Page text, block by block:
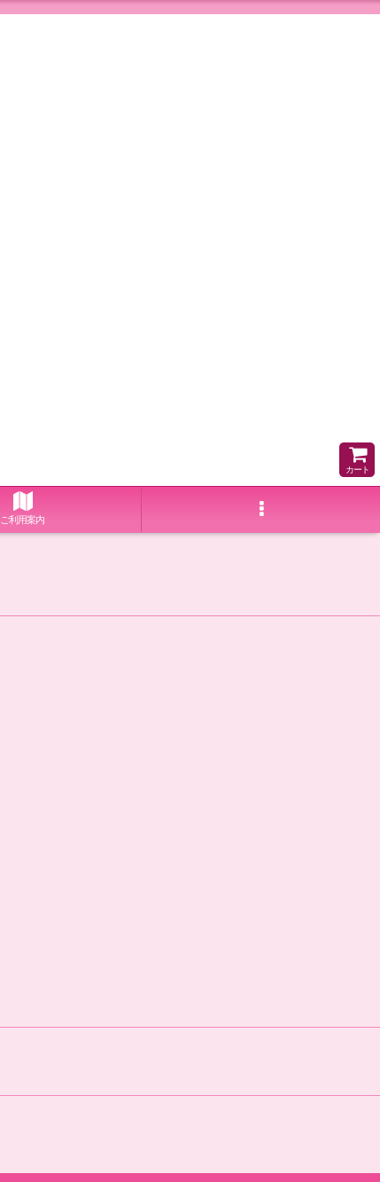
カート
ご利用案内